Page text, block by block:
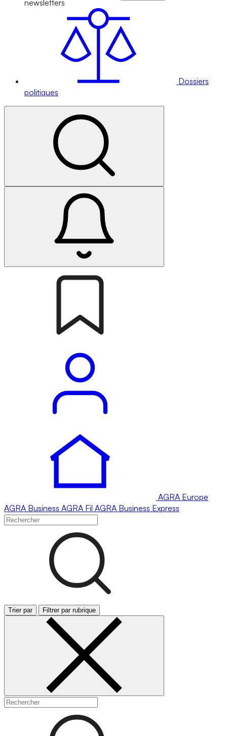
newsletters
Dossiers
politiques
AGRA Europe
AGRA Business AGRA Fil AGRA Business Express
Trier par Filtrer par rubrique